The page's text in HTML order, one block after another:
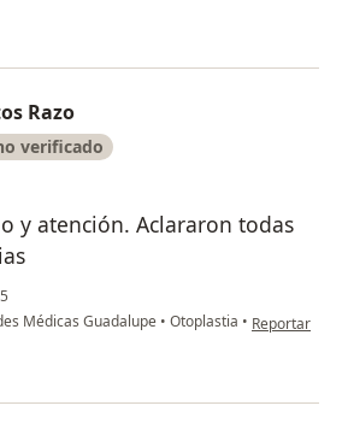
Razo
verificado
y atención. Aclararon todas
Médicas Guadalupe • Otoplastia • en opinión
Reportar